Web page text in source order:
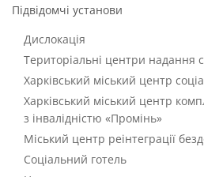
Підвідомчі установи
Дислокація
Територіальні центри надання
Харківський міський центр
Харківський міський центр
з інвалідністю «Промінь»
Міський центр реінтеграції
Соціальний готель